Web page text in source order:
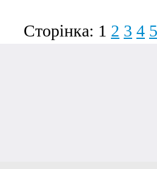
Сторінка: 1 2 3 4 5